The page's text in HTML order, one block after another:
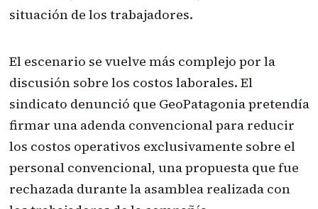
situación de los trabajadores.
El escenario se vuelve más complejo por la
discusión sobre los costos laborales. El
sindicato denunció que GeoPatagonia pretendía
firmar una adenda convencional para reducir
los costos operativos exclusivamente sobre el
personal convencional, una propuesta que fue
rechazada durante la asamblea realizada con